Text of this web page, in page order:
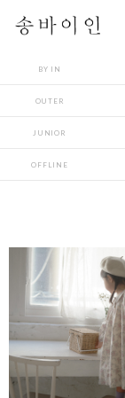
BY IN
OUTER
JUNIOR
OFFLINE